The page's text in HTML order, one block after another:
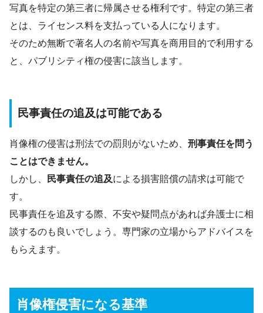
写真を特定の第三者に帰属させる権利です。特定の第三者
とは、ライセンス料を支払っている人になります。
そのため無断で著名人の名前や写真を商用目的で利用する
と、パブリシティ権の侵害に該当します。
民事責任の追及は可能である
肖像権の侵害は刑法での罰則がないため、 刑事責任を問う
ことはできません。
しかし、 民事責任の追及による損害賠償の請求は可能で
す。
民事責任を追及する際、不安や疑問点があれば弁護士に相
談するのも良いでしょう。専門家の立場からアドバイスを
もらえます。
肖像権侵害になる基準